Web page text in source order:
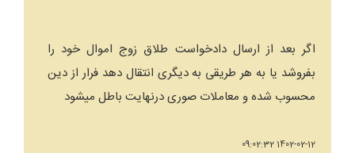
اگر بعد از ارسال دادخواست طلاق زوج اموال خود را
بفروشد یا به هر طریقی به دیگری انتقال دهد فرار از دین
محسوب شده و معاملات صوری درنهایت باطل میشود
1402-02-12 09:02:32